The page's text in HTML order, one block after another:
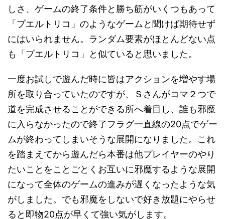
しさ、ゲームの終了条件と勝ち筋がいくつもあって
「プエルトリコ」のようなゲームと聞けば期待せず
にはいられません。ランダム要素がほとんどない点
も「プエルトリコ」と似ていると思いました。
一度お試しで遊んだ時に皆はアクションを増やす場
所を取り合っていたのですが、Ｓさんがコマ２つで
道を完成させることができる所へ着目し、誰も邪魔
に入らなかったので終了フラグ一直線の20点でゲー
ムが終わってしまいそうな展開になりました。これ
を踏まえてから遊んだら本番は他プレイヤーのやり
たいことをことごとくお互いに邪魔するような展開
になって全体のゲームの進みが遅くなったような気
がしました。でも邪魔をしないで好き放題にやらせ
ると即物20点が早くて強い気がします。